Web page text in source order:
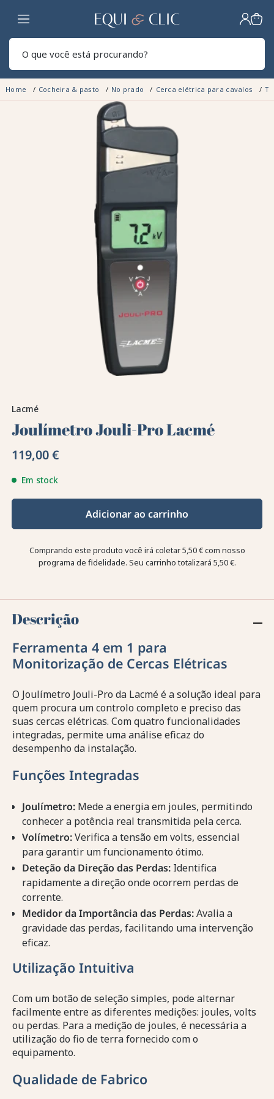
Lar
Home Cocheira & pasto No prado Cerca elétrica para cavalos
Lacmé
Joulímetro Jouli-Pro Lacmé
119,00 €
Em stock
Adicionar ao carrinho
Comprando este produto você irá coletar5,50 €com nosso
programa de fidelidade. Seu carrinho totalizará 5,50 €.
Descrição
Ferramenta 4 em 1 para
Monitorização de Cercas Elétricas
O Joulímetro Jouli-Pro da Lacmé é a solução ideal para
quem procura um controlo completo e preciso das
suas cercas elétricas. Com quatro funcionalidades
integradas, permite uma análise eficaz do
desempenho da instalação.
Funções Integradas
Joulímetro: Mede a energia em joules, permitindo
conhecer a potência real transmitida pela cerca.
Volímetro:Verifica a tensão em volts, essencial
para garantir um funcionamento ótimo.
Deteção da Direção das Perdas: Identifica
rapidamente a direção onde ocorrem perdas de
corrente.
Medidor da Importância das Perdas:Avalia a
gravidade das perdas, facilitando uma intervenção
eficaz.
Utilização Intuitiva
Com um botão de seleção simples, pode alternar
facilmente entre as diferentes medições: joules, volts
ou perdas. Para a medição de joules, é necessária a
utilização do fio de terra fornecido com o
equipamento.
Qualidade de Fabrico